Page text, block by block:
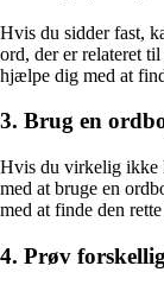
Hvis du sidder fast,
ord, der er relateret
hjælpe dig med at
3. Brug en
Hvis du virkelig ikke
med at bruge en
med at finde den
4. Prøv